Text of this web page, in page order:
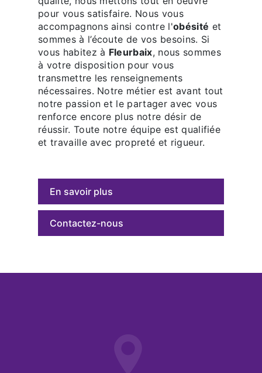
pour vous satisfaire. Nous vous
accompagnons ainsi contre l'obésité et
sommes à l’écoute de vos besoins. Si
vous habitez à Fleurbaix, nous sommes
à votre disposition pour vous
transmettre les renseignements
nécessaires. Notre métier est avant tout
notre passion et le partager avec vous
renforce encore plus notre désir de
réussir. Toute notre équipe est qualifiée
et travaille avec propreté et rigueur.
En savoir plus
Contactez-nous